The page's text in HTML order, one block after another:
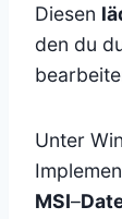
Diesen
den du
Unter
MSI–